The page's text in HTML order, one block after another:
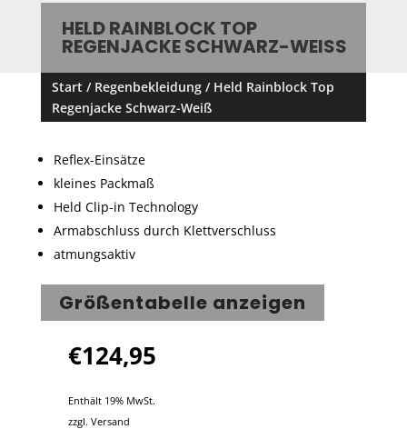
HELD RAINBLOCK TOP
REGENJACKE SCHWARZ-WEISS
Start / Regenbekleidung/ Held Rainblock Top
Regenjacke Schwarz-Weiß
Reflex-Einsätze
kleines Packmaß
Held Clip-in Technology
Armabschluss durch Klettverschluss
atmungsaktiv
Größentabelle anzeigen
€124,95
Enthält 19% MwSt.
zzgl. Versand